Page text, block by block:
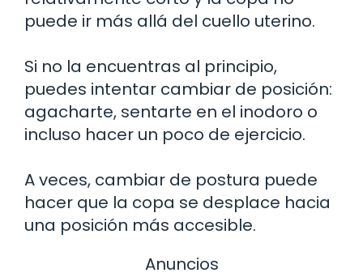
puede ir más allá del cuello uterino.
Si no la encuentras al principio,
puedes intentar cambiar de posición:
agacharte, sentarte en el inodoro o
incluso hacer un poco de ejercicio.
A veces, cambiar de postura puede
hacer que la copa se desplace hacia
una posición más accesible.
Anuncios